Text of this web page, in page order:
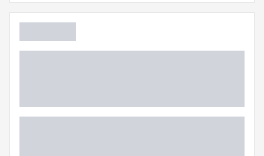
Colore principale